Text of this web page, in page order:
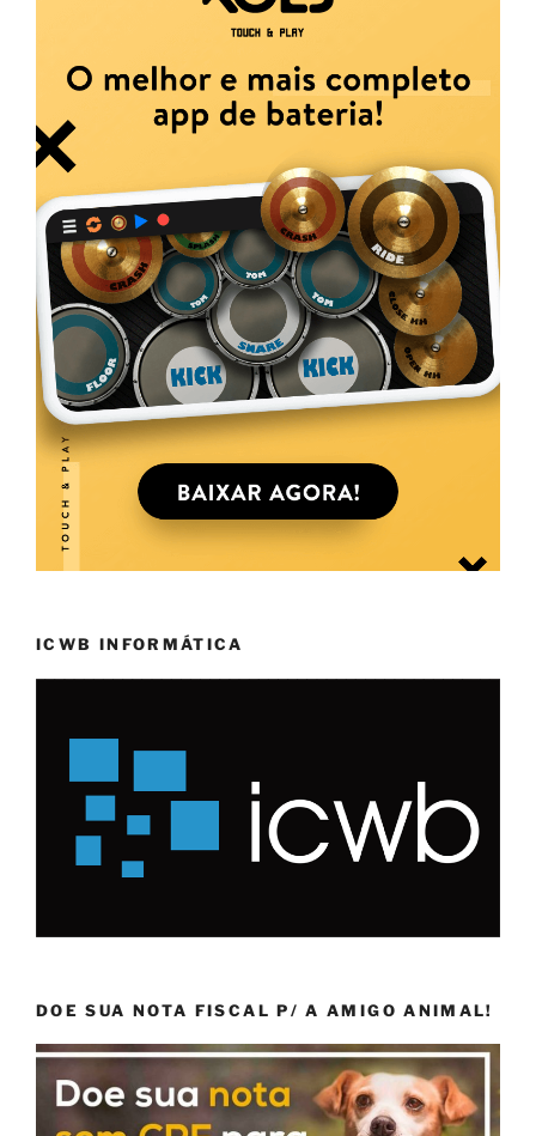
ICWB INFORMÁTICA
DOE SUA NOTA FISCAL P/ A AMIGO ANIMAL!